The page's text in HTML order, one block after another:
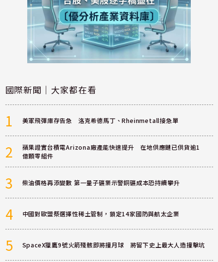
國際新聞｜大家都在看
1 美軍飛彈庫存告急 洛克希德馬丁、Rheinmetall接急單
2
蘋果證實台積電Arizona廠產能快速提升 在地供應鏈已供貨逾1
億顆零組件
3 柴油價格再添變數 第一量子礦業示警銅礦成本恐持續攀升
4 中國對歐盟祭選擇性稀土管制，鎖定14家國防與航太企業
5 SpaceX獵鷹9號火箭殘骸即將撞月球 將留下史上最大人造撞擊坑